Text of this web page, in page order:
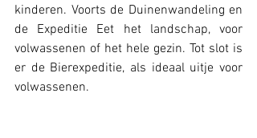
kinderen. Voorts de Duinenwandeling en
de Expeditie Eet het landschap, voor
volwassenen of het hele gezin. Tot slot is
er de Bierexpeditie, als ideaal uitje voor
volwassenen.